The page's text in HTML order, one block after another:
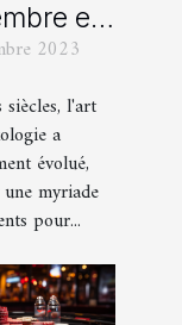
est
un
clé
la
2023
l'art
a
évolué,
myriade
pour...